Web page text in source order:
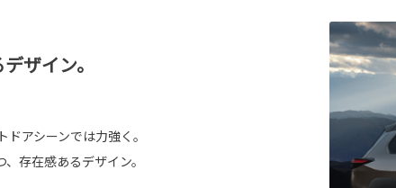
ザイン。
アシーンでは力強く。
存在感あるデザイン。